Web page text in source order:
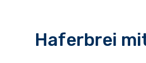
Haferbrei